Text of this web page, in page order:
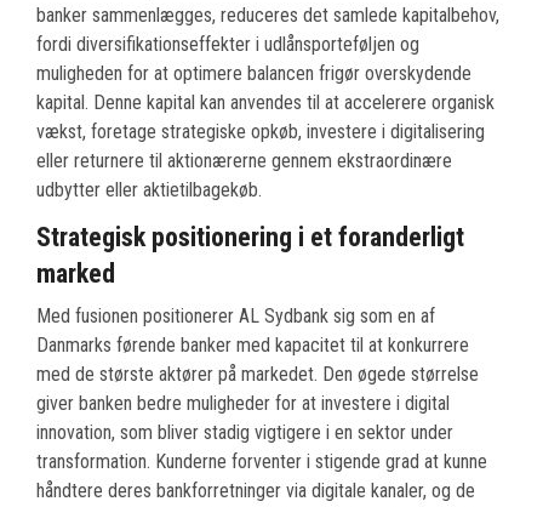
banker sammenlægges, reduceres det samlede kapitalbehov,
fordi diversifikationseffekter i udlånsporteføljen og
muligheden for at optimere balancen frigør overskydende
kapital. Denne kapital kan anvendes til at accelerere organisk
vækst, foretage strategiske opkøb, investere i digitalisering
eller returnere til aktionærerne gennem ekstraordinære
udbytter eller aktietilbagekøb.
Strategisk positionering i et foranderligt
marked
Med fusionen positionerer AL Sydbank sig som en af
Danmarks førende banker med kapacitet til at konkurrere
med de største aktører på markedet. Den øgede størrelse
giver banken bedre muligheder for at investere i digital
innovation, som bliver stadig vigtigere i en sektor under
transformation. Kunderne forventer i stigende grad at kunne
håndtere deres bankforretninger via digitale kanaler, og de